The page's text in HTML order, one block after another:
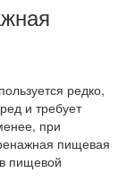
редко,
и требует
при
пищевая
пищевой